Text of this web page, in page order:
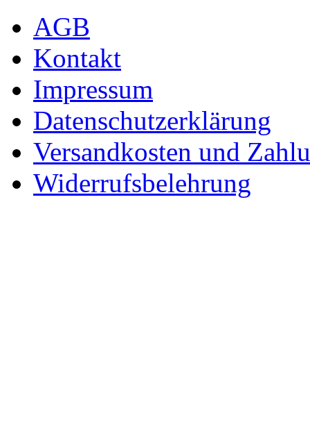
AGB
Kontakt
Impressum
Datenschutzerklärung
Versandkosten und
Widerrufsbelehrung